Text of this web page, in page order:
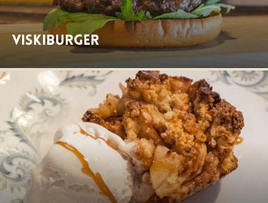
Viskiburger